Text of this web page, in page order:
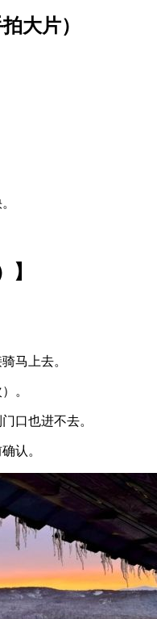
大片）
马上去。
。
门口也进不去。
认。